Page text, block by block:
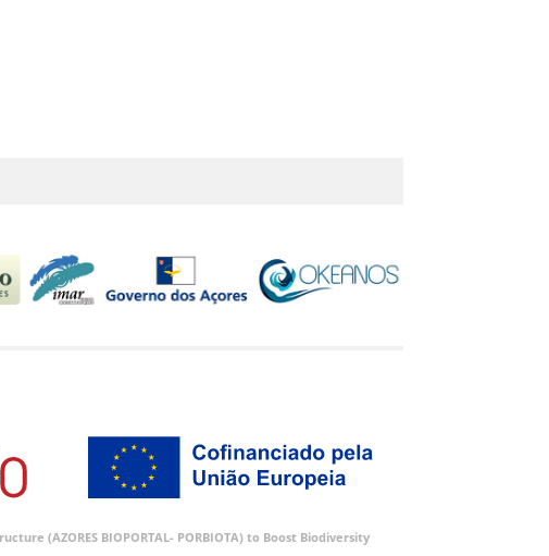
(AZORES BIOPORTAL- PORBIOTA) to Boost Biodiversity